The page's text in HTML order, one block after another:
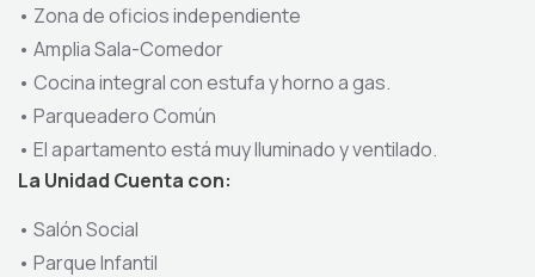
• Zona de oficios independiente
• Amplia Sala-Comedor
• Cocina integral con estufa y horno a gas.
• Parqueadero Común
• El apartamento está muy Iluminado y ventilado.
La Unidad Cuenta con:
• Salón Social
• Parque Infantil